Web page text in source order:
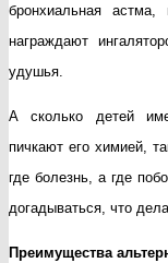
бронхиальная
награждают
удушья.
А сколько детей
пичкают его химией,
где болезнь, а где
догадываться, что
Преимущества